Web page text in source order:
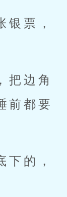
银票，
把边角
前都要
下的，